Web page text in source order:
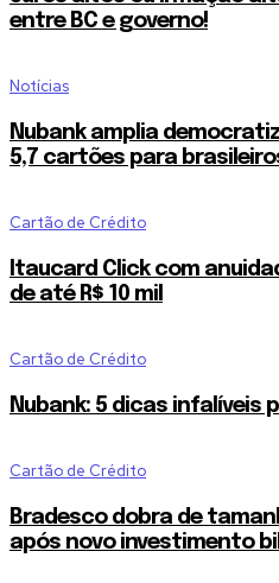
entre BC e governo!
Notícias
Nubank amplia
5,7 cartões para
Cartão de Crédito
Itaucard Click com
de até R$ 10 mil
Cartão de Crédito
Nubank: 5 dicas infalíveis
Cartão de Crédito
Bradesco dobra de
após novo investimento